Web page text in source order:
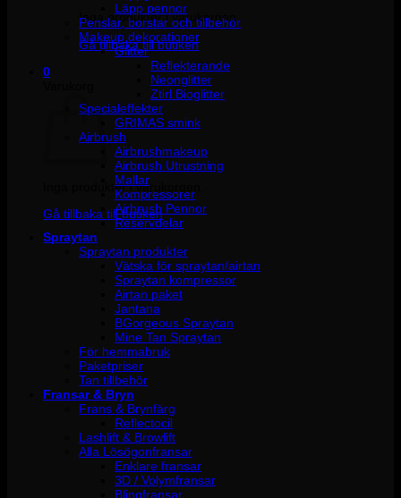
Inga produkter i varukorgen.
Gå tillbaka till butiken
0
Inga produkter i varukorgen.
Gå tillbaka till butiken
Läpp pennor
Penslar, borstar och tillbehör
Makeup dekorationer
Glitter
Reflekterande
Neonglitter
Ztirl Bioglitter
Specialeffekter
GRIMAS smink
Airbrush
Airbrushmakeup
Airbrush Utrustning
Mallar
Kompressorer
Airbrush Pennor
Reservdelar
Spraytan
Spraytan produkter
Vätska för spraytan/airtan
Spraytan kompressor
Airtan paket
Jantana
BGorgeous Spraytan
Mine Tan Spraytan
För hemmabruk
Paketpriser
Tan tillbehör
Fransar & Bryn
Frans & Brynfärg
Reflectocil
Lashlift & Browlift
Alla Lösögonfransar
Enklare fransar
3D / Volymfransar
Blingfransar